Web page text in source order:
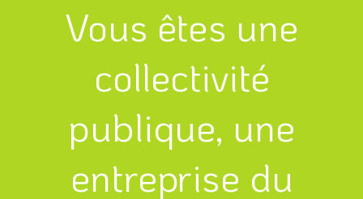
Vous êtes une
collectivité
publique, une
entreprise du